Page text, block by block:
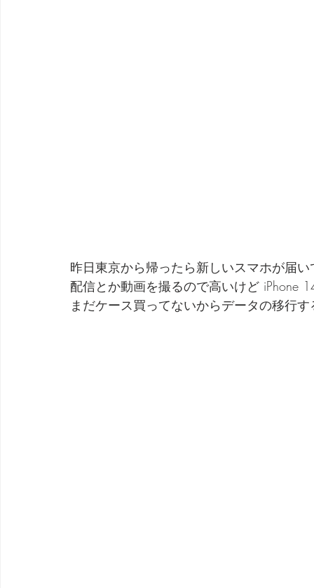
昨日東京から帰ったら新しいスマホが届
配信とか動画を撮るので高いけど iPhone
まだケース買ってないからデータの移行